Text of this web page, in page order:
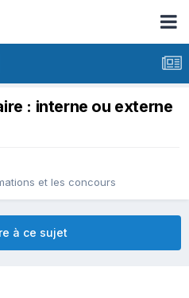
: interne ou externe
et les concours
à ce sujet